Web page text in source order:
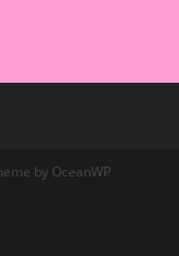
by OceanWP